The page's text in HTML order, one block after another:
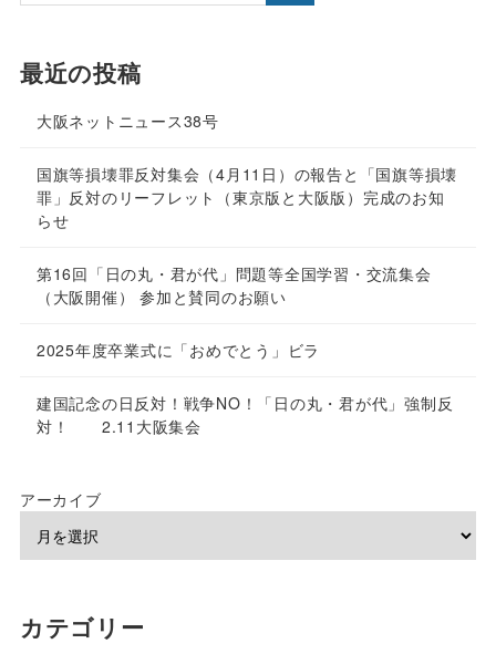
最近の投稿
大阪ネットニュース38号
国旗等損壊罪反対集会（4月11日）の報告と「国旗等損壊
罪」反対のリーフレット（東京版と大阪版）完成のお知
らせ
第16回「日の丸・君が代」問題等全国学習・交流集会
（大阪開催） 参加と賛同のお願い
2025年度卒業式に「おめでとう」ビラ
建国記念の日反対！戦争NO！「日の丸・君が代」強制反
対！ 2.11大阪集会
アーカイブ
カテゴリー